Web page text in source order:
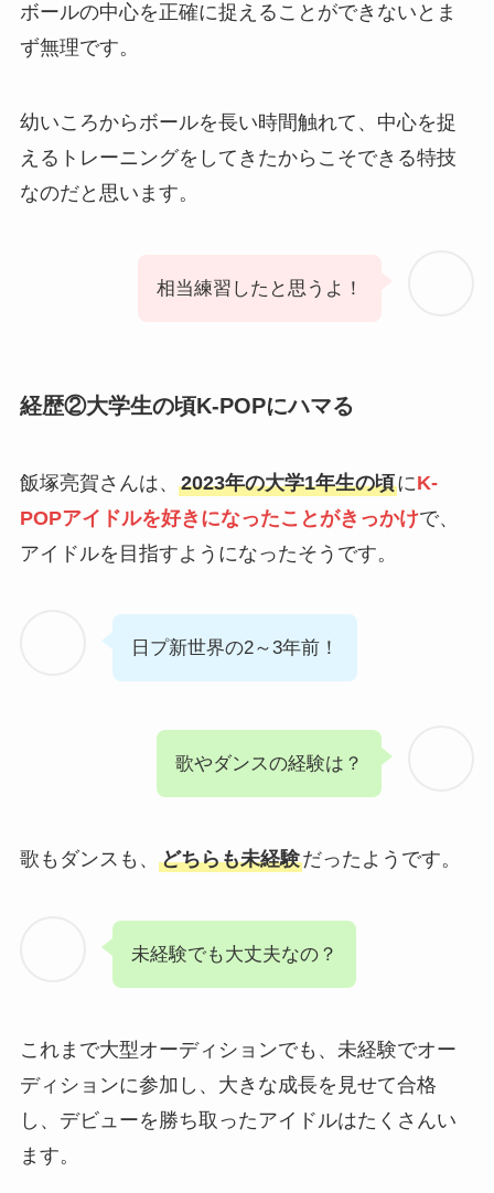
ボールの中心を正確に捉えることができないとま
ず無理です。
幼いころからボールを長い時間触れて、中心を捉
えるトレーニングをしてきたからこそできる特技
なのだと思います。
相当練習したと思うよ！
経歴②大学生の頃K-POPにハマる
飯塚亮賀さんは、 2023年の大学1年生の頃にK-
POPアイドルを好きになったことがきっかけで、
アイドルを目指すようになったそうです。
日プ新世界の2～3年前！
歌やダンスの経験は？
歌もダンスも、 どちらも未経験だったようです。
未経験でも大丈夫なの？
これまで大型オーディションでも、未経験でオー
ディションに参加し、大きな成長を見せて合格
し、デビューを勝ち取ったアイドルはたくさんい
ます。